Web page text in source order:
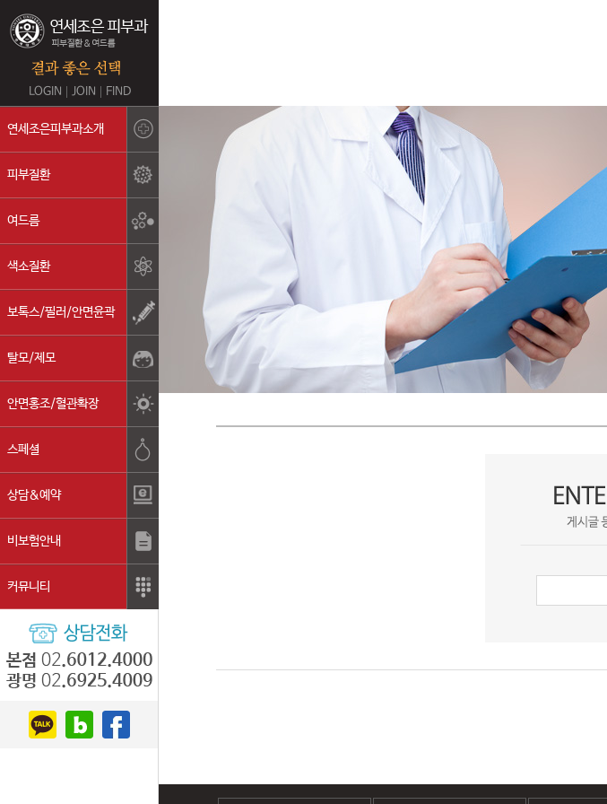
LOGIN JOIN FIND
연세조은피부과소개
피부질환
여드름
색소질환
보톡스/필러/안면윤곽
탈모/제모
안면홍조/혈관확장
스페셜
상담&예약
비보험안내
커뮤니티
의료진 소개
진료안내
오시는길